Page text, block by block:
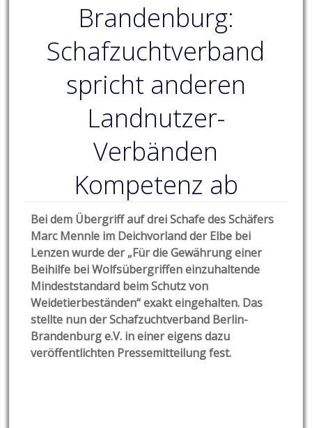
Brandenburg:
Schafzuchtverband
spricht anderen
Landnutzer-
Verbänden
Kompetenz ab
Bei dem Übergriff auf drei Schafe des Schäfers
Marc Mennle im Deichvorland der Elbe bei
Lenzen wurde der „Für die Gewährung einer
Beihilfe bei Wolfsübergriffen einzuhaltende
Mindeststandard beim Schutz von
Weidetierbeständen“ exakt eingehalten. Das
stellte nun der Schafzuchtverband Berlin-
Brandenburg e.V. in einer eigens dazu
veröffentlichten Pressemitteilung fest.